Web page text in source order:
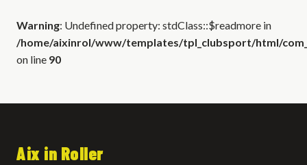
Warning: Undefined property: stdClass::$readmore in
/home/aixinrol/www/templates/tpl_clubsport/html/
on line 90
Aix in Roller